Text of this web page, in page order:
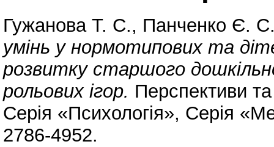
Гужанова Т. С., Панченко Є.
умінь у нормотипових та
розвитку старшого
рольових ігор. Перспективи та
Серія «Психологія», Серія
2786-4952.